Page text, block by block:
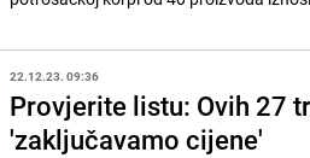
22.12.23. 09:36
Provjerite listu: Ovih 27
'zaključavamo cijene'